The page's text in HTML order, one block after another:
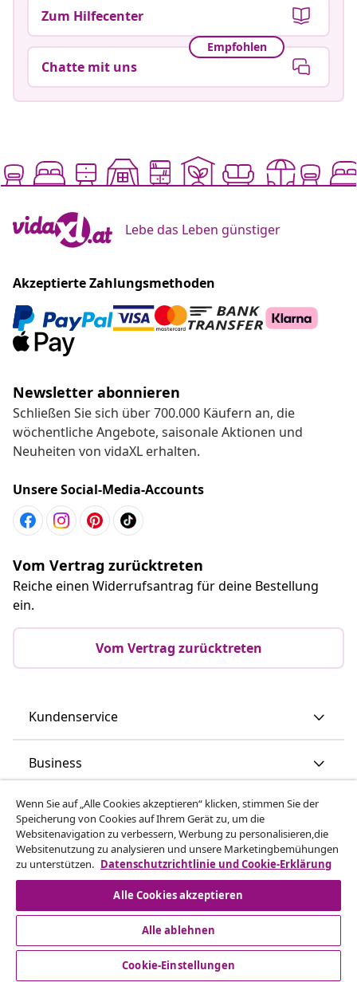
Zum Hilfecenter
Empfohlen
Chatte mit uns
Lebe das Leben günstiger
Akzeptierte Zahlungsmethoden
Newsletter abonnieren
Schließen Sie sich über 700.000 Käufern an, die
wöchentliche Angebote, saisonale Aktionen und
Neuheiten von vidaXL erhalten.
Unsere Social-Media-Accounts
Vom Vertrag zurücktreten
Reiche einen Widerrufsantrag für deine Bestellung
ein.
Vom Vertrag zurücktreten
Kundenservice
Business
vidaXL
Mehr entdecken
Wenn Sie auf „Alle Cookies akzeptieren“ klicken, stimmen Sie der
Speicherung von Cookies auf Ihrem Gerät zu, um die
Websitenavigation zu verbessern, Werbung zu personalisieren,die
Websitenutzung zu analysieren und unsere Marketingbemühungen
zu unterstützen. Datenschutzrichtlinie und Cookie-Erklärung
Alle Cookies akzeptieren
Alle ablehnen
Cookie-Einstellungen